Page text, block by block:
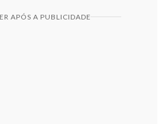
APÓS A PUBLICIDADE